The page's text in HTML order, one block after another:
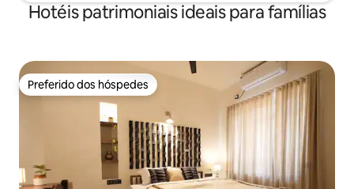
Hotéis patrimoniais ideais para famílias
Preferido dos hóspedes
Preferido dos hóspedes